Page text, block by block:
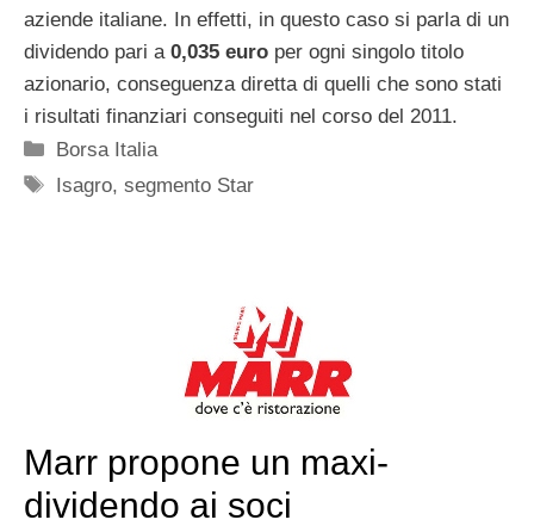
aziende italiane. In effetti, in questo caso si parla di un
dividendo pari a 0,035 euro per ogni singolo titolo
azionario, conseguenza diretta di quelli che sono stati
i risultati finanziari conseguiti nel corso del 2011.
Categorie
Borsa Italia
Tag
Isagro,segmento Star
Marr propone un maxi-
dividendo ai soci